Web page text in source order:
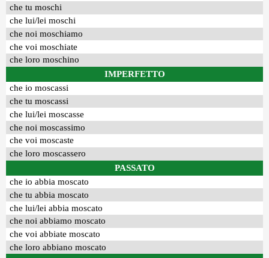
che tu moschi
che lui/lei moschi
che noi moschiamo
che voi moschiate
che loro moschino
IMPERFETTO
che io moscassi
che tu moscassi
che lui/lei moscasse
che noi moscassimo
che voi moscaste
che loro moscassero
PASSATO
che io abbia moscato
che tu abbia moscato
che lui/lei abbia moscato
che noi abbiamo moscato
che voi abbiate moscato
che loro abbiano moscato